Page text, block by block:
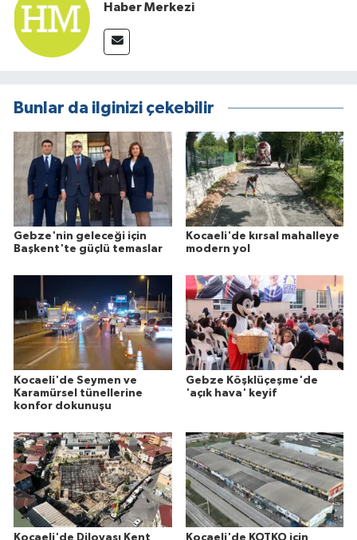
Haber Merkezi
Bunlar da ilginizi çekebilir
Gebze'nin geleceği için
Başkent'te güçlü temaslar
Kocaeli'de kırsal mahalleye
modern yol
Kocaeli'de Seymen ve
Karamürsel tünellerine
konfor dokunuşu
Gebze Köşklüçeşme'de
'açık hava' keyif
Kocaeli'de Dilovası Kent Kocaeli'de KOTKO için